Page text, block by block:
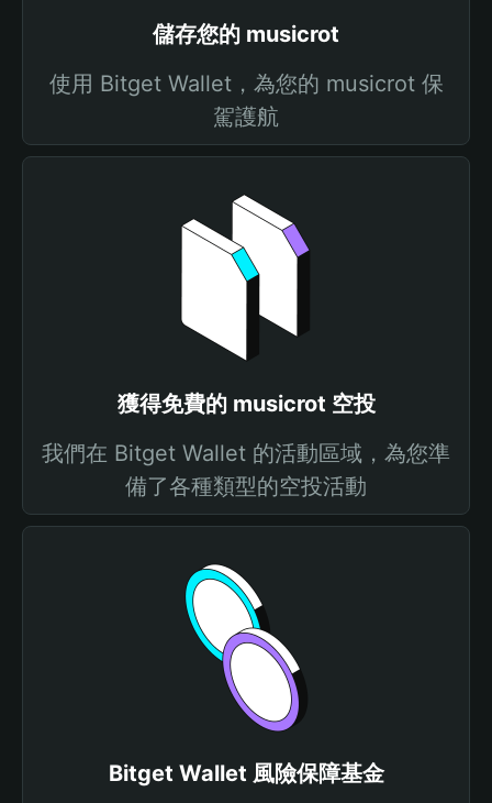
儲存您的 musicrot
使用 Bitget Wallet，為您的 musicrot 保
駕護航
獲得免費的 musicrot 空投
我們在 Bitget Wallet 的活動區域，為您準
備了各種類型的空投活動
Bitget Wallet 風險保障基金